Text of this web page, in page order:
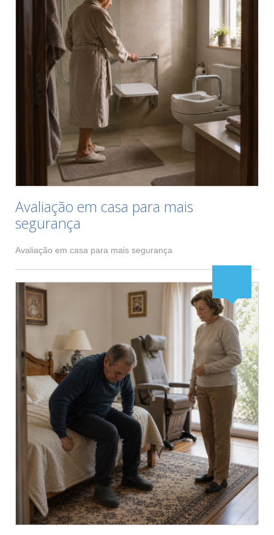
Avaliação em casa para mais
segurança
Avaliação em casa para mais segurança